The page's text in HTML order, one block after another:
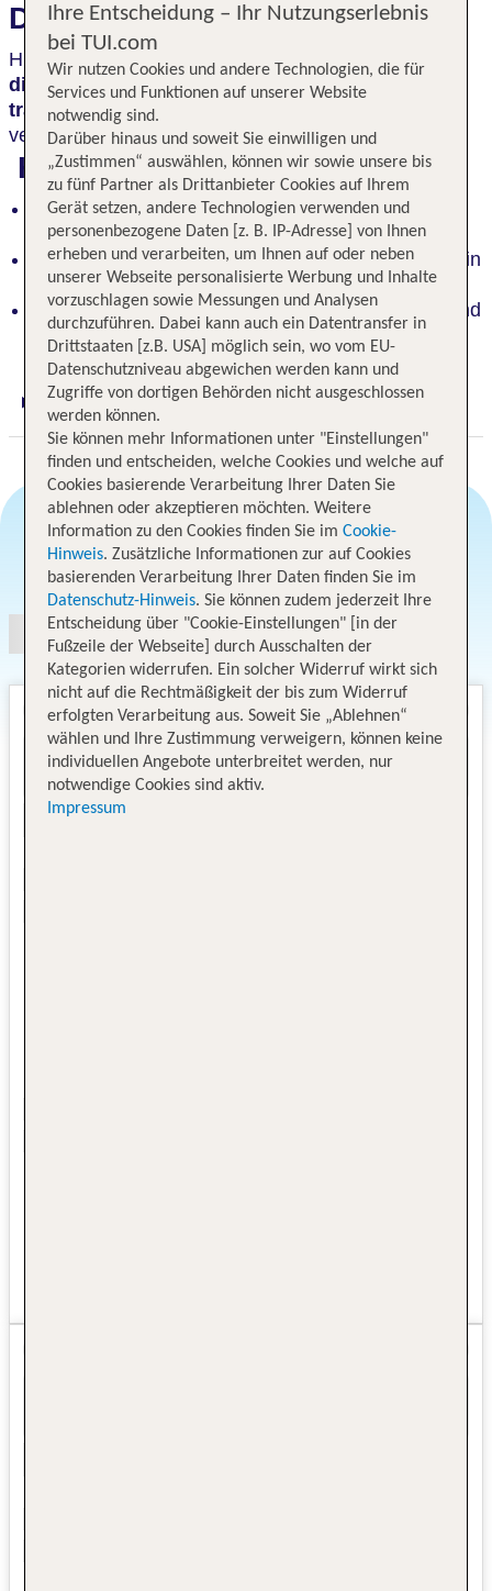
Das erwartet Sie
Hier verbringt man einen erholsamen Urlaub mit
direktem Blick aufs Wasser. Die Ruhe und die
traumhafte Natur
vergessen.
Highlights
Entspannung pur: Naturidylle, direkter Blick aufs
Wasser
Lage: Ortsteil Neue Tiefe, Binnensee und Ostsee in
der Nähe
Beliebter Südstrand mit Erlebnisbad, Sportpark und
Surfschule ca. 600 m entfernt
Digitaler und telefonischer 24/7 TUI Service
Angebotsauswahl
Ihre Entscheidung – Ihr Nutzungserlebnis
bei TUI.com
Wir nutzen Cookies und andere Technologien, die für
Services und Funktionen auf unserer Website
notwendig sind.
Darüber hinaus und soweit Sie einwilligen und
„Zustimmen“ auswählen, können wir sowie unsere bis
zu fünf Partner als Drittanbieter Cookies auf Ihrem
Gerät setzen, andere Technologien verwenden und
personenbezogene Daten [z. B. IP-Adresse] von Ihnen
erheben und verarbeiten, um Ihnen auf oder neben
unserer Webseite personalisierte Werbung und Inhalte
vorzuschlagen sowie Messungen und Analysen
durchzuführen. Dabei kann auch ein Datentransfer in
Drittstaaten [z.B. USA] möglich sein, wo vom EU-
Datenschutzniveau abgewichen werden kann und
Zugriffe von dortigen Behörden nicht ausgeschlossen
werden können.
Sie können mehr Informationen unter "Einstellungen"
finden und entscheiden, welche Cookies und welche auf
Cookies basierende Verarbeitung Ihrer Daten Sie
ablehnen oder akzeptieren möchten. Weitere
Information zu den Cookies finden Sie im Cookie-
Hinweis. Zusätzliche Informationen zur auf Cookies
basierenden Verarbeitung Ihrer Daten finden Sie im
Datenschutz-Hinweis. Sie können zudem jederzeit Ihre
Entscheidung über "Cookie-Einstellungen" [in der
Fußzeile der Webseite] durch Ausschalten der
Kategorien widerrufen. Ein solcher Widerruf wirkt sich
nicht auf die Rechtmäßigkeit der bis zum Widerruf
erfolgten Verarbeitung aus. Soweit Sie „Ablehnen“
wählen und Ihre Zustimmung verweigern, können keine
individuellen Angebote unterbreitet werden, nur
notwendige Cookies sind aktiv.
Impressum